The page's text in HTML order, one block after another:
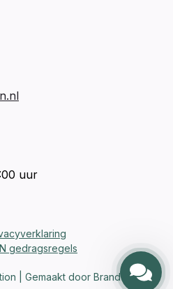
uur
gedragsregels
| Gemaakt door Brandways